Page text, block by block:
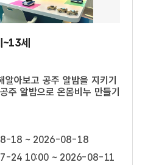
~13세
아보고 공주 알밤을 지키기
주 알밤으로 온몸비누 만들기
18 ~ 2026-08-18
24 10:00 ~ 2026-08-11